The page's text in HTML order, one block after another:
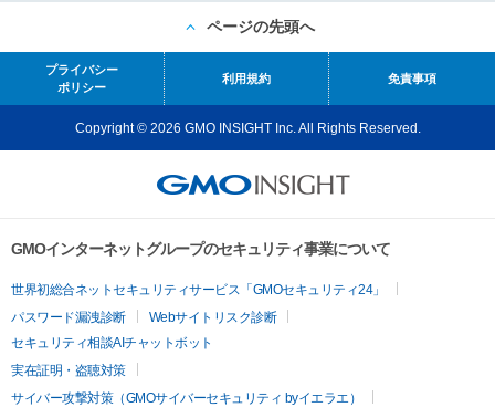
ページの先頭へ
プライバシー
ポリシー
利用規約 免責事項
Copyright © 2026 GMO INSIGHT Inc. All Rights Reserved.
GMOインターネットグループのセキュリティ事業について
世界初総合ネットセキュリティサービス「GMOセキュリティ24」
パスワード漏洩診断
Webサイトリスク診断
セキュリティ相談AIチャットボット
実在証明・盗聴対策
サイバー攻撃対策（GMOサイバーセキュリティ byイエラエ）